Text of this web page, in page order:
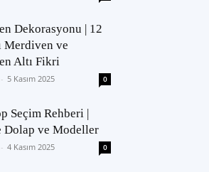
Dekorasyonu | 12
Merdiven ve
Altı Fikri
- 5 Kasım 2025 0
Seçim Rehberi |
Dolap ve Modeller
- 4 Kasım 2025 0